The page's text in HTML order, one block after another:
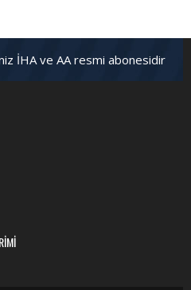
İHA ve AA resmi abonesidir